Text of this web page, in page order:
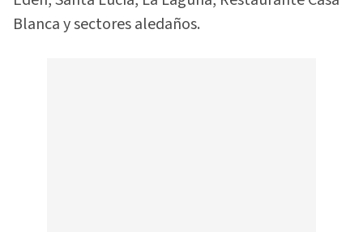
Blanca y sectores aledaños.